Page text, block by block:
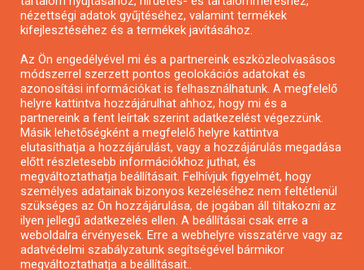
Pályázatok magánszemélyeknek
Pályázatok civil szervezeteknek
Pályázatok vállalkozásoknak
Önkormányzati pályázatok
Mezőgazdasági pályázatok
Falusi turizmus pályázatok
Napelem pályázatok
GINOP pályázatok
nézettségi adatok gyűjtéséhez, valamint termékek
kifejlesztéséhez és a termékek javításához.
Az Ön engedélyével mi és a partnereink eszközleolvasásos
módszerrel szerzett pontos geolokációs adatokat és
azonosítási információkat is felhasználhatunk. A megfelelő
helyre kattintva hozzájárulhat ahhoz, hogy mi és a
partnereink a fent leírtak szerint adatkezelést végezzünk.
Másik lehetőségként a megfelelő helyre kattintva
elutasíthatja a hozzájárulást, vagy a hozzájárulás megadása
előtt részletesebb információkhoz juthat, és
megváltoztathatja beállításait. Felhívjuk figyelmét, hogy
személyes adatainak bizonyos kezeléséhez nem feltétlenül
szükséges az Ön hozzájárulása, de jogában áll tiltakozni az
ilyen jellegű adatkezelés ellen. A beállításai csak erre a
weboldalra érvényesek. Erre a webhelyre visszatérve vagy az
adatvédelmi szabályzatunk segítségével bármikor
megváltoztathatja a beállításait..